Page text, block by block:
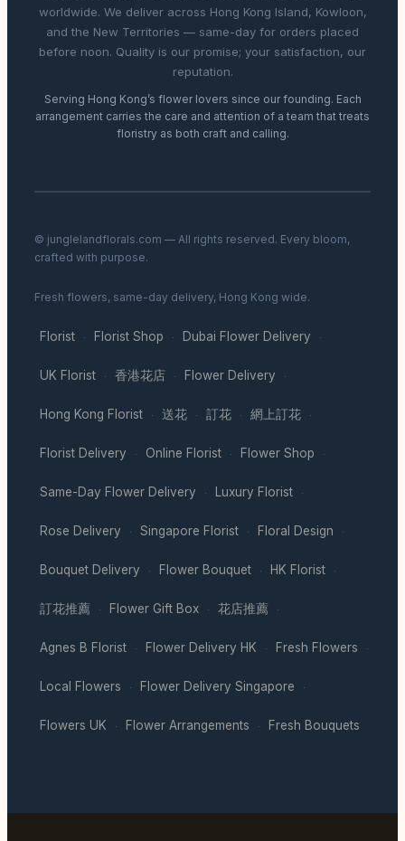
worldwide. We deliver across Hong Kong Island, Kowloon,
and the New Territories — same-day for orders placed
before noon. Quality is our promise; your satisfaction, our
reputation.
Serving Hong Kong’s flower lovers since our founding. Each
arrangement carries the care and attention of a team that treats
floristry as both craft and calling.
© junglelandflorals.com — All rights reserved. Every bloom,
crafted with purpose.
Fresh flowers, same-day delivery, Hong Kong wide.
Florist · Florist Shop · Dubai Flower Delivery ·
UK Florist · 香港花店 · Flower Delivery ·
Hong Kong Florist · 送花 · 訂花 · 網上訂花 ·
Florist Delivery · Online Florist · Flower Shop ·
Same-Day Flower Delivery · Luxury Florist ·
Rose Delivery · Singapore Florist · Floral Design ·
Bouquet Delivery · Flower Bouquet · HK Florist ·
訂花推薦 · Flower Gift Box · 花店推薦 ·
Agnes B Florist · Flower Delivery HK · Fresh Flowers ·
Local Flowers · Flower Delivery Singapore ·
Flowers UK · Flower Arrangements · Fresh Bouquets